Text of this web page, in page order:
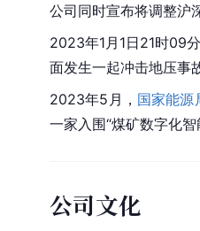
公司同时宣布将调整沪
2023年1月1日21时09
面发生一起冲击地压事
2023年5月， 国家能源
一家入围“煤矿数字化
公司文化